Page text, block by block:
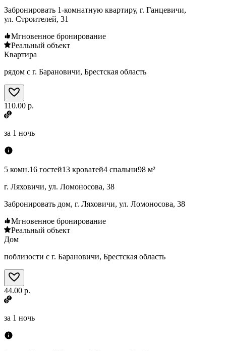
Забронировать 1-комнатную квартиру, г. Ганцевичи,
ул. Строителей, 31
Мгновенное бронирование
Реальный объект
Квартира
рядом с г. Барановичи, Брестская область
110.00 р.
за 1 ночь
5 комн.16 гостей13 кроватей4 спальни98 м²
г. Ляховичи, ул. Ломоносова, 38
Забронировать дом, г. Ляховичи, ул. Ломоносова, 38
Мгновенное бронирование
Реальный объект
Дом
поблизости с г. Барановичи, Брестская область
44.00 р.
за 1 ночь